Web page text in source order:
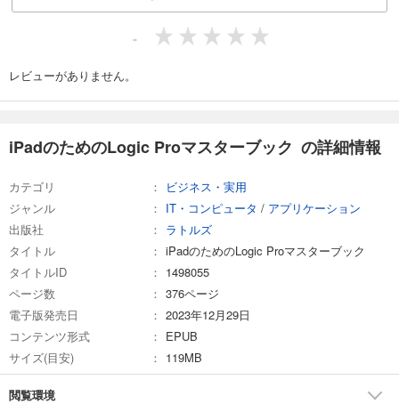
Chapter6ではミキサーの使いこなしについて説明します。 最後の
Chaper7ではLiveLoopsやBeatBreakerなど、LogicProの便利機能について
本書の使い方ですが、最初に全体にざっと目を通して、iPad版LogicProを
使用してどんなことができるのかを把握するとよいでしょう。 そのあと
レンス的に参照していただければと思います。
-
レビューがありません。
iPadのためのLogic Proマスターブック の詳細情報
カテゴリ
ビジネス・実用
ジャンル
IT・コンピュータ / アプリケーション
出版社
ラトルズ
タイトル
iPadのためのLogic Proマスターブック
タイトルID
1498055
ページ数
376ページ
電子版発売日
2023年12月29日
コンテンツ形式
EPUB
サイズ(目安)
119MB
閲覧環境